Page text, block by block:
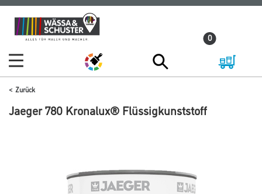
Zum
Inhalt
Zum
Navigationsmenü
0
Zurück
Jaeger 780 Kronalux® Flüssigkunststoff